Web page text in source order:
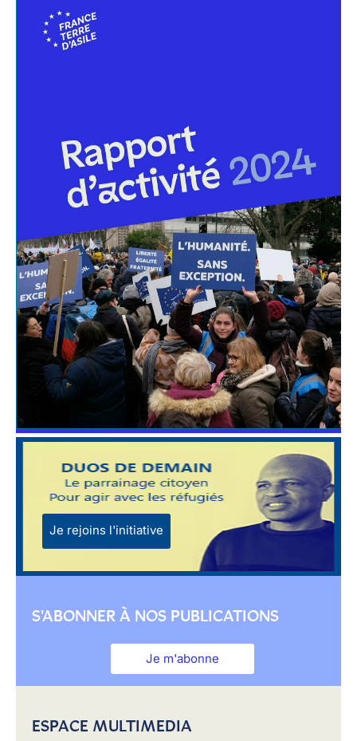
Je rejoins l'initiative
S'ABONNER À NOS PUBLICATIONS
Je m'abonne
ESPACE MULTIMEDIA